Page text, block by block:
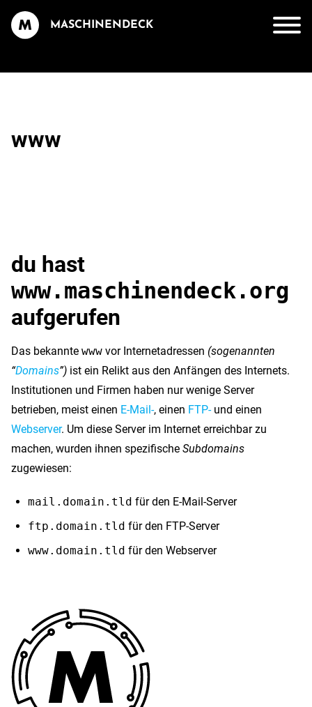
MASCHINENDECK
www
du hast
www.maschinendeck.org
aufgerufen
Das bekannte www vor Internetadressen (sogenannten
“Domains”) ist ein Relikt aus den Anfängen des Internets.
Institutionen und Firmen haben nur wenige Server
betrieben, meist einen E-Mail-, einen FTP-und einen
Webserver. Um diese Server im Internet erreichbar zu
machen, wurden ihnen spezifische Subdomains
zugewiesen:
mail.domain.tld für den E-Mail-Server
ftp.domain.tld für den FTP-Server
www.domain.tld für den Webserver